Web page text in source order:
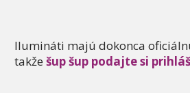
Ilumináti majú dokonca
takže šup šup podajte si